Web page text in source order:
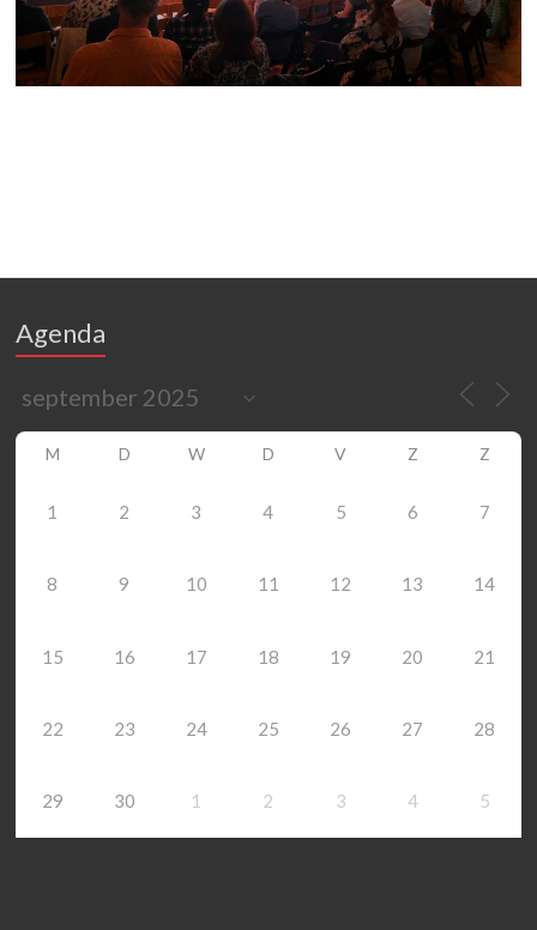
Agenda
M D W D V Z Z
1 2 3 4 5 6 7
8 9 10 11 12 13 14
15 16 17 18 19 20 21
22 23 24 25 26 27 28
29 30 1 2 3 4 5